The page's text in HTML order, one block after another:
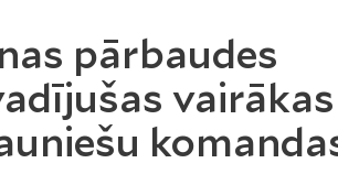
pārbaudes
vairākas